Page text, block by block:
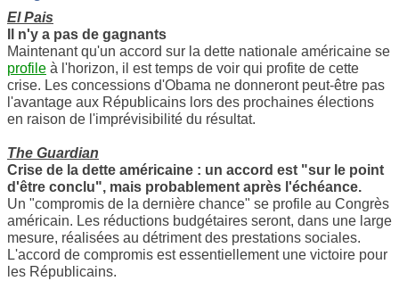
El Pais
Il n'y a pas de gagnants
Maintenant qu'un accord sur la dette nationale américaine se
profile à l'horizon, il est temps de voir qui profite de cette
crise. Les concessions d'Obama ne donneront peut-être pas
l'avantage aux Républicains lors des prochaines élections
en raison de l'imprévisibilité du résultat.
The Guardian
Crise de la dette américaine : un accord est "sur le point
d'être conclu", mais probablement après l'échéance.
Un "compromis de la dernière chance" se profile au Congrès
américain. Les réductions budgétaires seront, dans une large
mesure, réalisées au détriment des prestations sociales.
L'accord de compromis est essentiellement une victoire pour
les Républicains.